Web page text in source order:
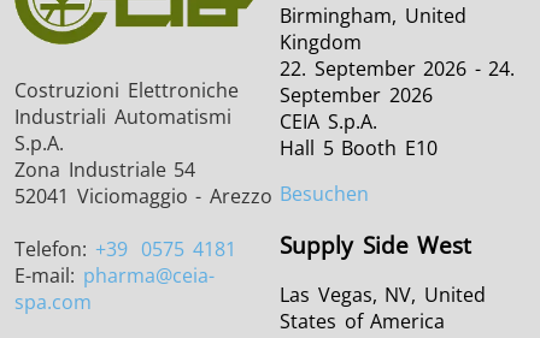
Costruzioni Elettroniche
Industriali Automatismi
S.p.A.
Zona Industriale 54
52041 Viciomaggio - Arezzo
Telefon: +39 0575 4181
E-mail: pharma@ceia-
spa.com
Birmingham, United
Kingdom
22. September 2026 - 24.
September 2026
CEIA S.p.A.
Hall 5 Booth E10
Besuchen
Supply Side West
Las Vegas, NV, United
States of America